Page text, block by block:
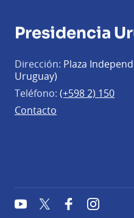
Presidencia
Dirección: Plaza
Uruguay)
Teléfono: (+598 2) 150
Contacto
YouTube Twitter FacebookInstagram